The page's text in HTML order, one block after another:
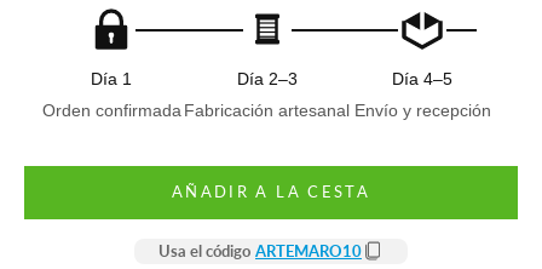
Día 1
Orden confirmada
Día 2–3
Fabricación artesanal
Día 4–5
Envío y recepción
AÑADIR A LA CESTA
Usa el código ARTEMARO10